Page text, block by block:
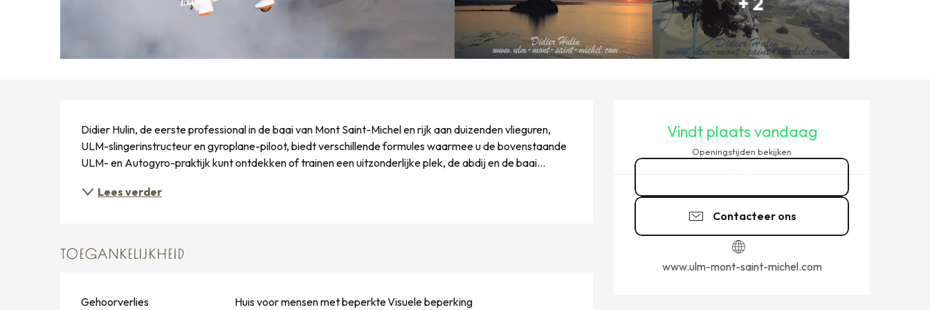
Vindt plaats vandaag
Openingstijden bekijken
Contacteer ons
www.ulm-mont-saint-michel.com
Didier Hulin, de eerste professional in de baai van Mont Saint-Michel en rijk aan duizenden vlieguren,
ULM-slingerinstructeur en gyroplane-piloot, biedt verschillende formules waarmee u de bovenstaande
ULM- en Autogyro-praktijk kunt ontdekken of trainen een uitzonderlijke plek, de abdij en de baai...
Lees verder
TOEGANKELIJKHEID
Gehoorverlies Huis voor mensen met beperkteVisuele beperking